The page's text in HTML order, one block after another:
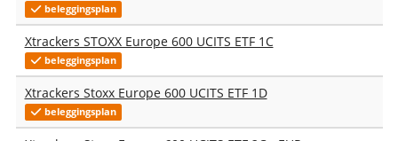
beleggingsplan
Xtrackers STOXX Europe 600 UCITS ETF 1C
beleggingsplan
Xtrackers Stoxx Europe 600 UCITS ETF 1D
beleggingsplan